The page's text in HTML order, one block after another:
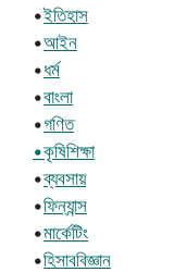
•ইতিহাস
•আইন
•ধর্ম
•বাংলা
•গণিত
•কৃষিশিক্ষা
•ব্যবসায়
•ফিন্যান্স
•মার্কেটিং
•হিসাববিজ্ঞান